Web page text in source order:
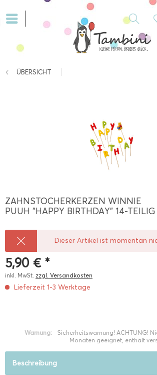
ÜBERSICHT
ZAHNSTOCHERKERZEN WINNIE
PUUH "HAPPY BIRTHDAY" 14-TEILIG
Dieser Artikel ist momentan
5,90 € *
inkl. MwSt. zzgl. Versandkosten
Lieferzeit 1-3 Werktage
Warnung:
Sicherheitswarnung! ACHTUNG!
Monaten geeignet, enthält
Beschreibung